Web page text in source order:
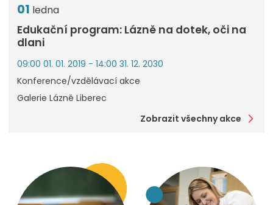
01 ledna
Edukační program: Lázně na dotek, oči na
dlani
09:00 01. 01. 2019 - 14:00 31. 12. 2030
Konference/vzdělávací akce
Galerie Lázně Liberec
Zobrazit všechny akce